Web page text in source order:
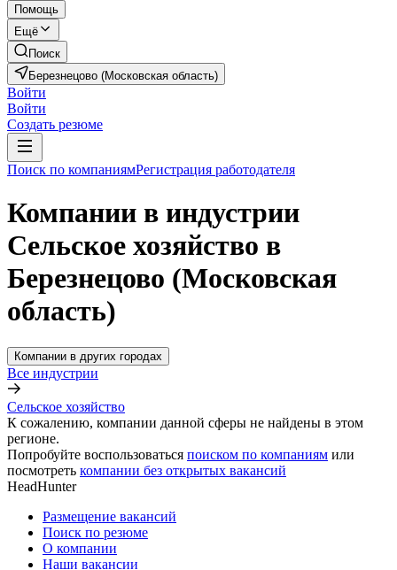
Помощь
Ещё
Поиск
Березнецово (Московская область)
Войти
Войти
Создать резюме
Поиск по компаниямРегистрация работодателя
Компании в индустрии
Сельское хозяйство в
Березнецово (Московская
область)
Компании в других городах
Все индустрии
Сельское хозяйство
К сожалению, компании данной сферы не найдены в этом
регионе.
Попробуйте воспользоваться поиском по компаниям или
посмотреть компании без открытых вакансий
HeadHunter
Размещение вакансий
Поиск по резюме
О компании
Наши вакансии